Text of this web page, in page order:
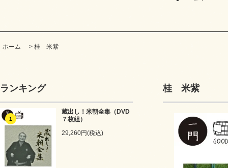
ホーム > 桂 米紫
ランキング
1
蔵出し！米朝全集（DVD
７枚組）
29,260円(税込)
桂 米紫